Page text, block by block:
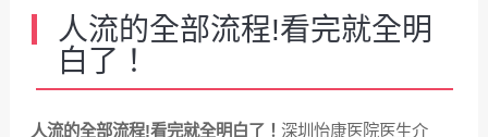
人流的全部流程!看完就全明
白了！
人流的全部流程!看完就全明白了！ 深圳怡康医院医生介